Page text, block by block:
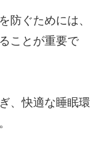
防ぐためには、
ことが重要で
、快適な睡眠環